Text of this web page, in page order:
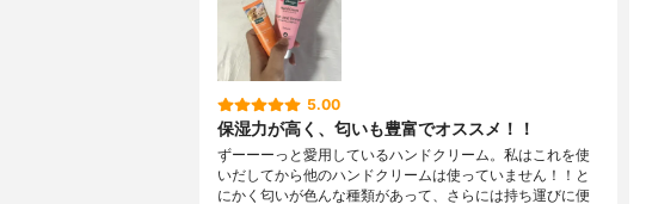
5.00
保湿力が高く、匂いも豊富でオススメ！！
ずーーーっと愛用しているハンドクリーム。私はこれを使
いだしてから他のハンドクリームは使っていません！！と
にかく匂いが色んな種類があって、さらには持ち運びに便